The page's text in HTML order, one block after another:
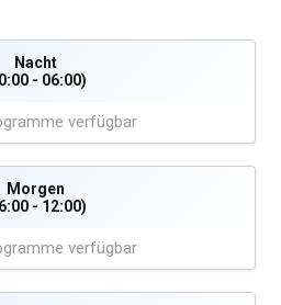
Nacht
- 06:00)
verfügbar
Morgen
- 12:00)
verfügbar